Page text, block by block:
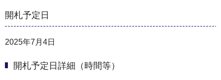
開札予定日
2025年7月4日
開札予定日詳細（時間等）